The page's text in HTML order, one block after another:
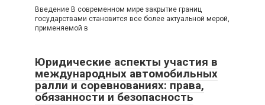
Введение В современном мире закрытие границ
государствами становится все более актуальной мерой,
применяемой в
Юридические аспекты участия в
международных автомобильных
ралли и соревнованиях: права,
обязанности и безопасность